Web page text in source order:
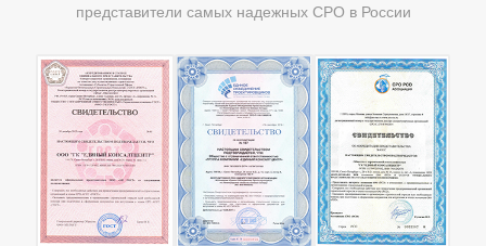
представители самых надежных СРО в России